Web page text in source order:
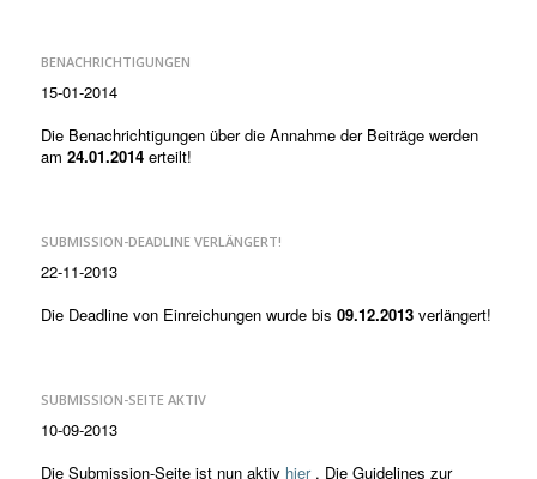
BENACHRICHTIGUNGEN
15-01-2014
Die Benachrichtigungen über die Annahme der Beiträge werden
am24.01.2014erteilt!
SUBMISSION-DEADLINE VERLÄNGERT!
22-11-2013
Die Deadline von Einreichungen wurde bis09.12.2013verlängert!
SUBMISSION-SEITE AKTIV
10-09-2013
Die Submission-Seite ist nun aktiv hier . Die Guidelines zur